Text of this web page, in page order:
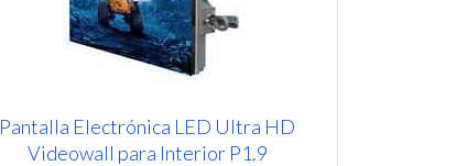
Pantalla Electrónica LED Ultra HD
Videowall para Interior P1.9